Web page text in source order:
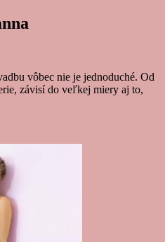
vôbec nie je jednoduché. Od
závisí do veľkej miery aj to,